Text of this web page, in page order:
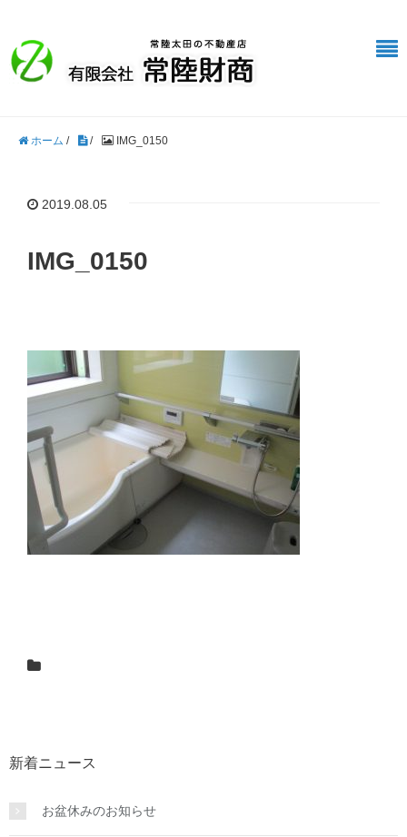
ホーム / / IMG_0150
2019.08.05
IMG_0150
新着ニュース
お盆休みのお知らせ